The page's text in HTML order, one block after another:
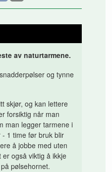
av naturtarmene.
og tynne
skjør, og kan lettere
forsiktig når man
man legger tarmene i
1 time før bruk blir
å jobbe med uten
også viktig å ikkje
pølsehornet.